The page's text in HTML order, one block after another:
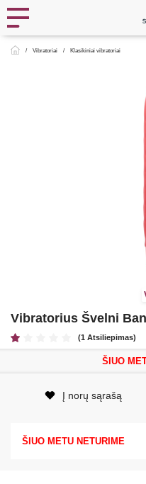
Vibratoriai Klasikiniai vibratoriai
Vibratorius Švelni
(1 Atsiliepimas)
ŠIUO
Į norų sąrašą
ŠIUO METU NETURIME